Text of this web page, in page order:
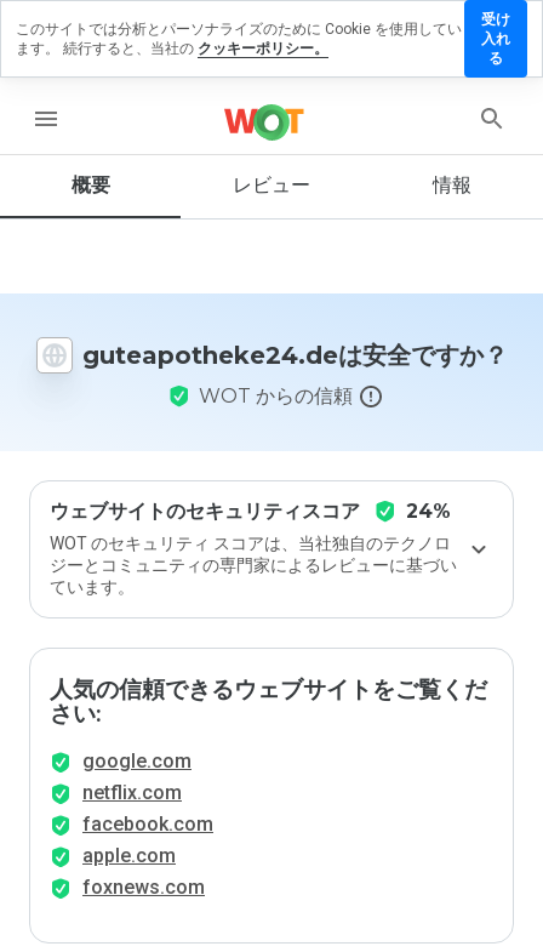
menu
概要 レビュー 情報
guteapotheke24.deは安全ですか？
WOT からの信頼
ウェブサイトのセキュリティスコア 24%
WOT のセキュリティ スコアは、当社独自のテクノロ
ジーとコミュニティの専門家によるレビューに基づい
ています。
人気の信頼できるウェブサイトをご覧くだ
さい:
google.com
netflix.com
facebook.com
apple.com
foxnews.com
ーを残す
ウェ
を1
5の
で、
ます
か？
このサイトでは分析とパーソナライズのために Cookie を使用してい
ます。 続行すると、当社の クッキーポリシー。
受け
入れ
る